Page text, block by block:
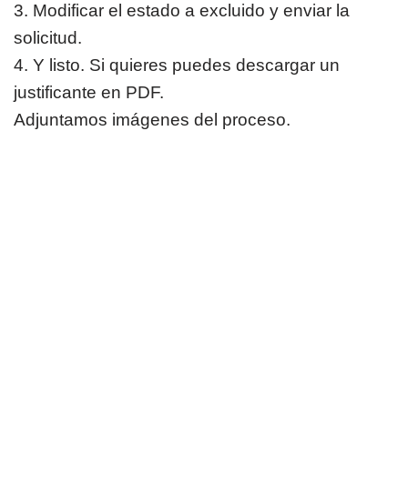
3. Modificar el estado a excluido y enviar la
solicitud.
4. Y listo. Si quieres puedes descargar un
justificante en PDF.
Adjuntamos imágenes del proceso.